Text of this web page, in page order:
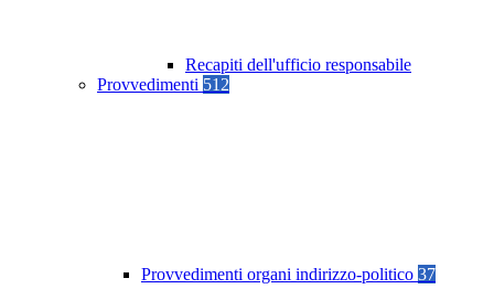
Recapiti dell'ufficio responsabile
Provvedimenti 512
Provvedimenti organi indirizzo-politico 37